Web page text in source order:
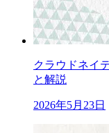
クラウドネイ
と解説
2026年5月23日